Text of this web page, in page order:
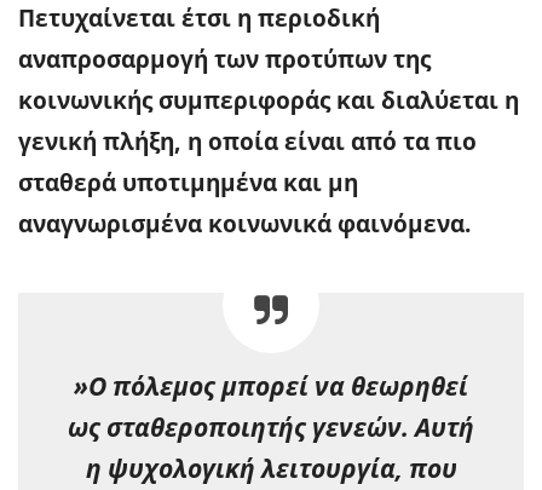
Πετυχαίνεται έτσι η περιοδική
αναπροσαρμογή των προτύπων της
κοινωνικής συμπεριφοράς και διαλύεται η
γενική πλήξη, η οποία είναι από τα πιο
σταθερά υποτιμημένα και μη
αναγνωρισμένα κοινωνικά φαινόμενα.
»Ο πόλεμος μπορεί να θεωρηθεί
ως σταθεροποιητής γενεών. Αυτή
η ψυχολογική λειτουργία, που